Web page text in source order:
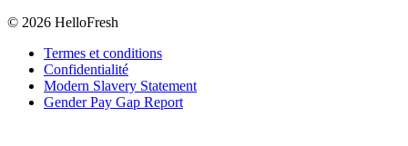
© 2026 HelloFresh
Termes et conditions
Confidentialité
Modern Slavery Statement
Gender Pay Gap Report